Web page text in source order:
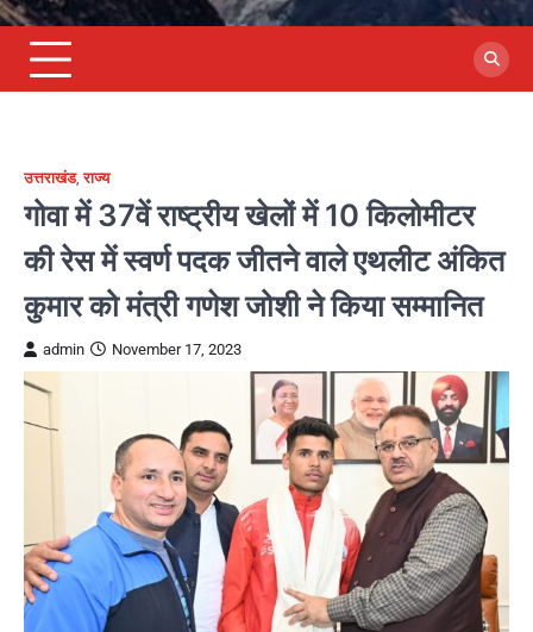
उत्तराखंड,राज्य
गोवा में 37वें राष्ट्रीय खेलों में 10 किलोमीटर
की रेस में स्वर्ण पदक जीतने वाले एथलीट अंकित
कुमार को मंत्री गणेश जोशी ने किया सम्मानित
admin November 17, 2023